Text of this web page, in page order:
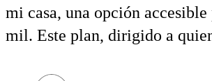
mi casa, una opción
mil. Este plan, dirigido a